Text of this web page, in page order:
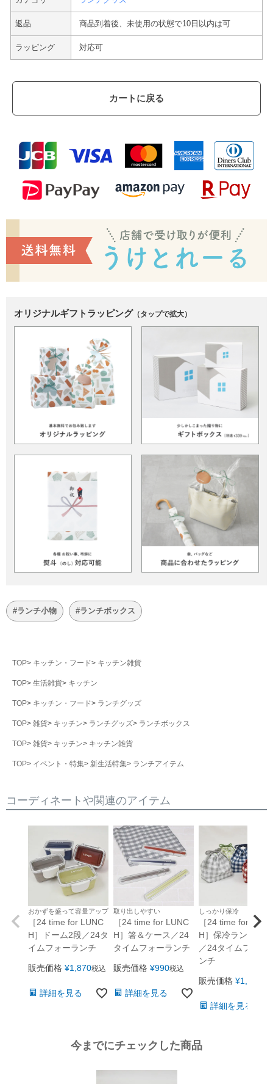
返品 商品到着後、未使用の状態で10日以内は可
ラッピング 対応可
カートに戻る
オリジナルギフトラッピング （タップで拡大）
#ランチ小物 #ランチボックス
TOP キッチン・フード キッチン雑貨
TOP 生活雑貨 キッチン
TOP キッチン・フード ランチグッズ
TOP 雑貨 キッチン ランチグッズ ランチボックス
TOP 雑貨 キッチン キッチン雑貨
TOP イベント・特集 新生活特集 ランチアイテム
コーディネートや関連のアイテム
おかずを盛って容量アップ
［24 time for LUNC
H］ドーム2段／24タ
イムフォーランチ
販売価格 ¥1,870税込
詳細を見る
取り出しやすい
［24 time for LUNC
H］箸＆ケース／24
タイムフォーランチ
販売価格 ¥990税込
詳細を見る
しっかり保冷
［24 time for
H］保冷ランチ巾着
／24タイムフォー
ンチ
販売価格 ¥1,320
詳細を見る
今までにチェックした商品